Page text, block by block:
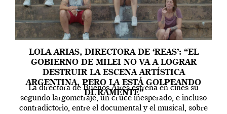
LOLA ARIAS, DIRECTORA DE ‘REAS’: “EL
GOBIERNO DE MILEI NO VA A LOGRAR
DESTRUIR LA ESCENA ARTÍSTICA
ARGENTINA, PERO LA ESTÁ GOLPEANDO
DURAMENTE”
La directora de Buenos Aires estrena en cines su
segundo largometraje, un cruce inesperado, e incluso
contradictorio, entre el documental y el musical, sobre